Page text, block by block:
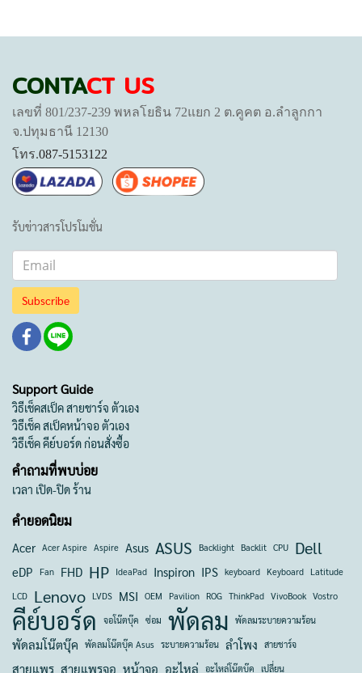
CONTACT US
เลขที่ 801/237-239 พหลโยธิน 72แยก 2 ต.คูคต อ.ลำลูกกา
จ.ปทุมธานี 12130
โทร.087-5153122
รับข่าวสารโปรโมชั่น
Subscribe
Support Guide
วิธีเช็คสเป็ค สายชาร์จ ตัวเอง
วิธีเช็ค สเป็คหน้าจอ ตัวเอง
วิธีเช็ค คีย์บอร์ด ก่อนสั่งซื้อ
คำถามที่พบบ่อย
เวลา เปิด-ปิด ร้าน
คำยอดนิยม
Acer Acer Aspire Aspire Asus ASUS Backlight Backlit CPU Dell
eDP Fan FHD HP IdeaPad Inspiron IPS keyboard Keyboard Latitude
LCD Lenovo LVDS MSI OEM Pavilion ROG ThinkPad VivoBook Vostro
คีย์บอร์ด จอโน๊ตบุ๊ค ซ่อม พัดลม พัดลมระบายความร้อน
พัดลมโน๊ตบุ๊ค พัดลมโน๊ตบุ๊ค Asus ระบายความร้อน ลำโพง สายชาร์จ
สายแพร สายแพรจอ หน้าจอ อะไหล่ อะไหล่โน๊ตบุ๊ค เปลี่ยน